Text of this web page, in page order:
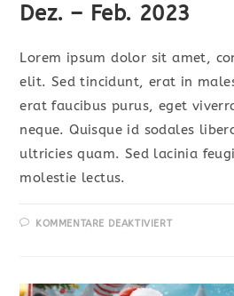
Dez. – Feb. 2023
Lorem ipsum dolor sit amet,
elit. Sed tincidunt, erat in
erat faucibus purus, eget
neque. Quisque id sodales
ultricies quam. Sed lacinia
molestie lectus.
KOMMENTARE DEAKTIVIERT